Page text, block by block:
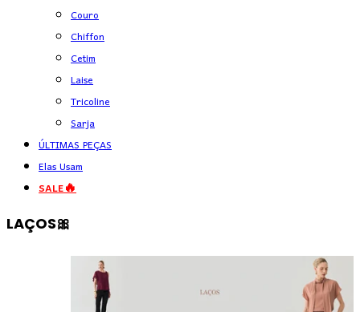
Couro
Chiffon
Cetim
Laise
Tricoline
Sarja
ÚLTIMAS PEÇAS
Elas Usam
SALE🔥
LAÇOS🎀